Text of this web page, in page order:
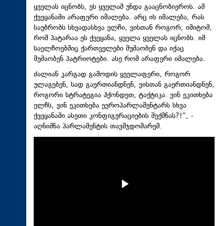
ყველას იცნობს, ეს ყველამ უნდა გააცნობიეროს. ამ
ქვეყანაში არაფერი იმალება. არც ის იმალება, რას
საუბრობს სხვადასხვა ელჩი, ვისთან როგორ, იმიტომ,
რომ პატარაა ეს ქვეყანა, ყველა ყველას იცნობს. იმ
საელჩოებშიც ქართველები მუშაობენ და იქაც
მუშაობენ პატრიოტები. ასე რომ არაფერი იმალება.
ძალიან კარგად გამოდის ყველაფერი, როგორ
ულაგებენ, სად გაერთიანდნენ, ვისთან გაერთიანდნენ,
როგორი სტრატეგია ჰქონდეთ, ტაქტიკა. ვინ ეკითხება
ელჩს, ვინ ეკითხება ევროპარლამენტარს სხვა
ქვეყანაში ასეთი კონფიგურაციების შექმნას?!“, -
აღნიშნა პარლამენტის თავმჯდომარემ.